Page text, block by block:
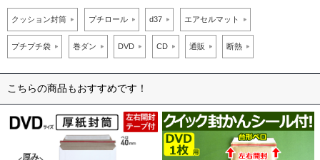
クッション封筒 プチロール d37 エアセルマット
プチプチ袋 巻ダン DVD CD 通販 断熱
こちらの商品もおすすめです！